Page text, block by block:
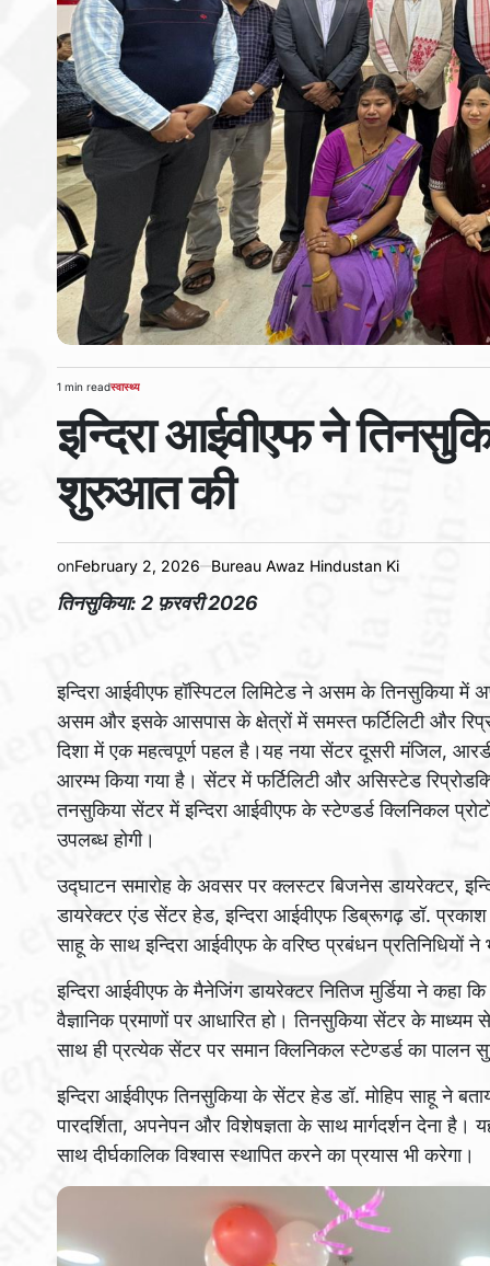
Estimated
time
1 min readPOSTED
स्वास्थ्य
इन्दिरा आईवीएफ ने
शुरुआत की
onFebruary 2, 2026 Bureau Awaz Hindustan Ki
तिनसुकिया: 2 फ़रवरी 2026
इन्दिरा आईवीएफ हॉस्पिटल लिमिटेड ने असम के तिनसुकिया
असम और इसके आसपास के क्षेत्रों में समस्त फर्टिलिटी और
दिशा में एक महत्वपूर्ण पहल है।यह नया सेंटर दूसरी मंजिल,
आरम्भ किया गया है। सेंटर में फर्टिलिटी और असिस्टेड
तनसुकिया सेंटर में इन्दिरा आईवीएफ के स्टेण्डर्ड क्लिनिकल
उपलब्ध होगी।
उद्घाटन समारोह के अवसर पर क्लस्टर बिजनेस डायरेक्टर,
डायरेक्टर एंड सेंटर हेड, इन्दिरा आईवीएफ डिब्रूगढ़ डॉ. प्रकाश
साहू के साथ इन्दिरा आईवीएफ के वरिष्ठ प्रबंधन प्रतिनिधियों ने
इन्दिरा आईवीएफ के मैनेजिंग डायरेक्टर नितिज मुर्डिया ने कहा
वैज्ञानिक प्रमाणों पर आधारित हो। तिनसुकिया सेंटर के
साथ ही प्रत्येक सेंटर पर समान क्लिनिकल स्टेण्डर्ड का पालन
इन्दिरा आईवीएफ तिनसुकिया के सेंटर हेड डॉ. मोहिप साहू ने
पारदर्शिता, अपनेपन और विशेषज्ञता के साथ मार्गदर्शन देना
साथ दीर्घकालिक विश्वास स्थापित करने का प्रयास भी करेगा।